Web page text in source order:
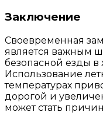
Заключение
Своевременная
является важным
безопасной езды в
Использование
температурах
дорогой и
может стать